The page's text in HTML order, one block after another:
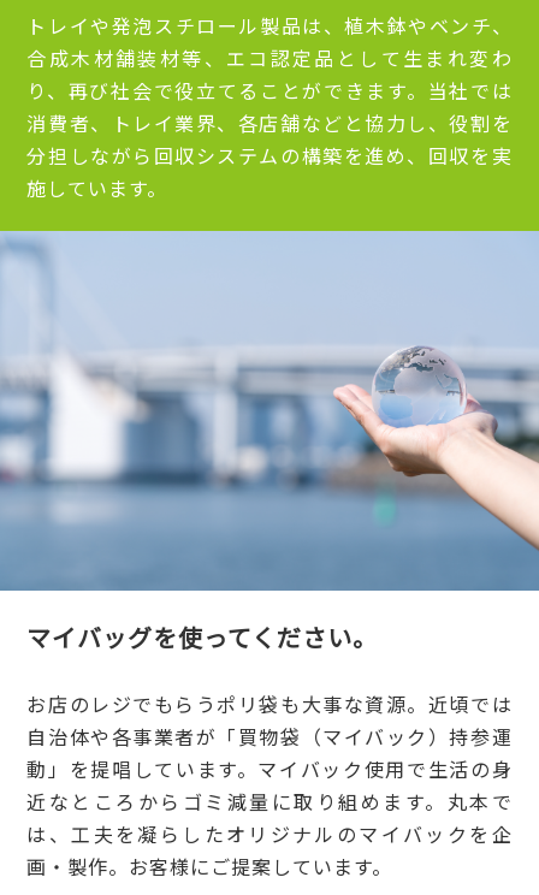
トレイや発泡スチロール製品は、植木鉢やベンチ、
合成木材舗装材等、エコ認定品として生まれ変わ
り、再び社会で役立てることができます。当社では
消費者、トレイ業界、各店舗などと協力し、役割を
分担しながら回収システムの構築を進め、回収を実
施しています。
マイバッグを使ってください。
お店のレジでもらうポリ袋も大事な資源。近頃では
自治体や各事業者が「買物袋（マイバック）持参運
動」を提唱しています。マイバック使用で生活の身
近なところからゴミ減量に取り組めます。丸本で
は、工夫を凝らしたオリジナルのマイバックを企
画・製作。お客様にご提案しています。